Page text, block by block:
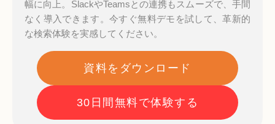
幅に向上。SlackやTeamsとの連携もスムーズで、手間
なく導入できます。今すぐ無料デモを試して、革新的
な検索体験を実感してください。
資料をダウンロード
30日間無料で体験する